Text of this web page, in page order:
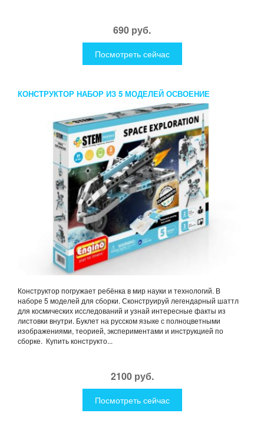
690 руб.
Посмотреть сейчас
КОНСТРУКТОР НАБОР ИЗ 5 МОДЕЛЕЙ ОСВОЕНИЕ
Конструктор погружает ребёнка в мир науки и технологий. В
наборе 5 моделей для сборки. Сконструируй легендарный шаттл
для космических исследований и узнай интересные факты из
листовки внутри. Буклет на русском языке с полноцветными
изображениями, теорией, экспериментами и инструкцией по
сборке. Купить конструкто...
2100 руб.
Посмотреть сейчас